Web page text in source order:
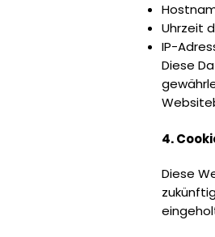
Uhrzeit
IP-
Diese
4.
Diese